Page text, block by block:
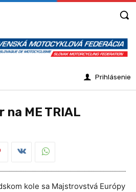
Prihlásenie
ME TRIAL
kole sa Majstrovstvá Európy